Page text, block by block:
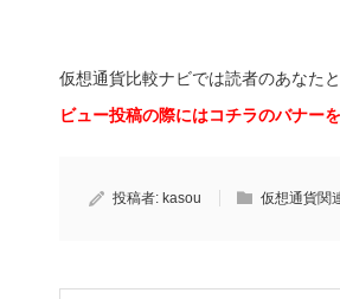
仮想通貨比較ナビでは読者のあなた
ビュー投稿の際にはコチラのバナーを
投稿者: kasou 仮想通貨関